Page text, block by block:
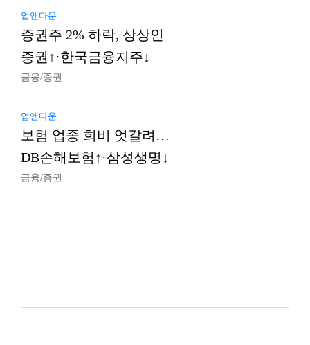
업앤다운
증권주 2% 하락, 상상인
증권↑·한국금융지주↓
금융/증권
업앤다운
보험 업종 희비 엇갈려…
DB손해보험↑·삼성생명↓
금융/증권